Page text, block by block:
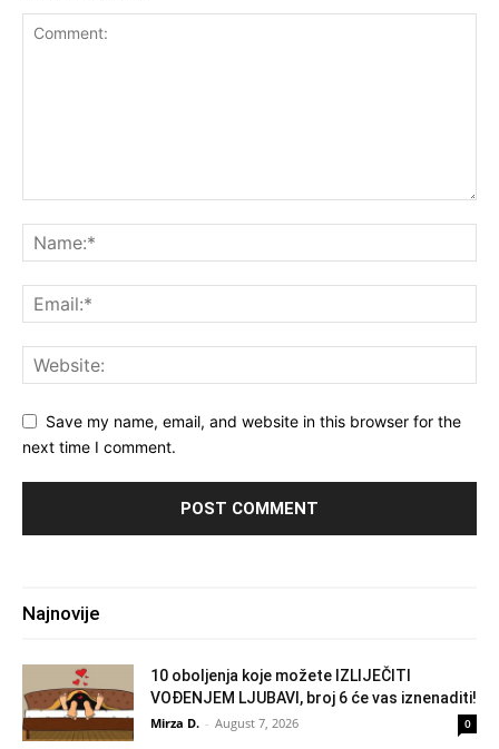
Save my name, email, and website in this browser for the
next time I comment.
Najnovije
10 oboljenja koje možete IZLIJEČITI
VOĐENJEM LJUBAVI, broj 6 će vas iznenaditi!
Mirza D. - August 7, 2026 0